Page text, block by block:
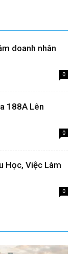
doanh nhân
0
188A Lên
0
Học, Việc Làm
0